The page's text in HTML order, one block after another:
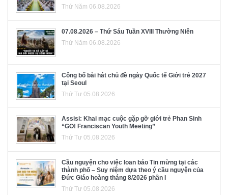
Thứ Năm 06.08.2026
07.08.2026 – Thứ Sáu Tuần XVIII Thường Niên
Thứ Năm 06.08.2026
Công bố bài hát chủ đề ngày Quốc tế Giới trẻ 2027
tại Seoul
Thứ Tư 05.08.2026
Assisi: Khai mạc cuộc gặp gỡ giới trẻ Phan Sinh
“GO! Franciscan Youth Meeting”
Thứ Tư 05.08.2026
Cầu nguyện cho việc loan báo Tin mừng tại các
thành phố – Suy niệm dựa theo ý cầu nguyện của
Đức Giáo hoàng tháng 8/2026 phần I
Thứ Tư 05.08.2026